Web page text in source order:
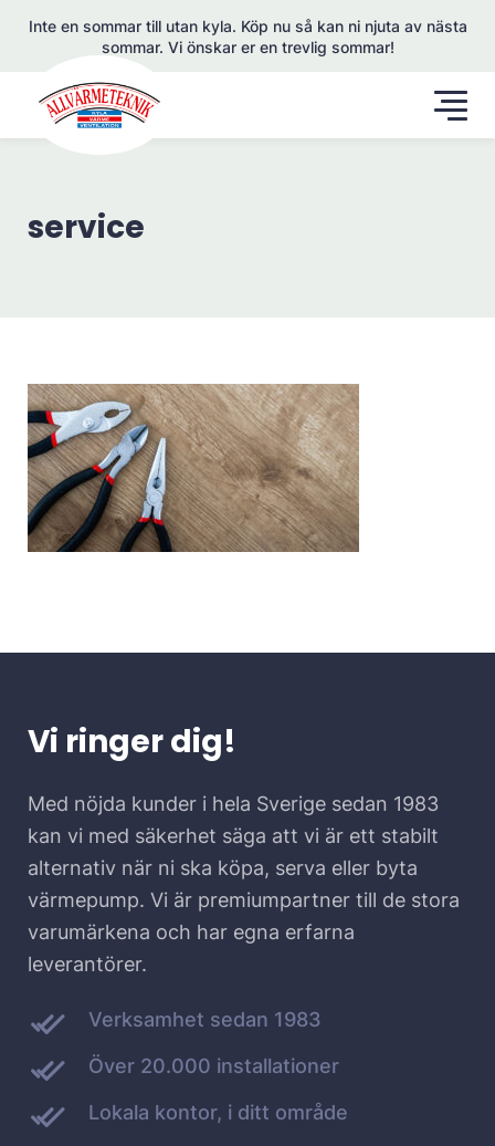
Inte en sommar till utan kyla. Köp nu så kan ni njuta av nästa
sommar. Vi önskar er en trevlig sommar!
service
Vi ringer dig!
Med nöjda kunder i hela Sverige sedan 1983
kan vi med säkerhet säga att vi är ett stabilt
alternativ när ni ska köpa, serva eller byta
värmepump. Vi är premiumpartner till de stora
varumärkena och har egna erfarna
leverantörer.
Verksamhet sedan 1983
Över 20.000 installationer
Lokala kontor, i ditt område